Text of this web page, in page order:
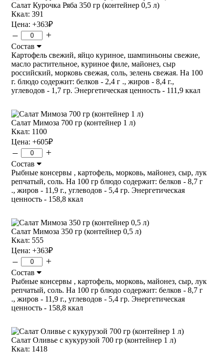
Салат Курочка Ряба 350 гр (контейнер 0,5 л)
Ккал: 391
Цена: +363₽
– +
Состав
Картофель свежий, яйцо куриное, шампиньоны свежие,
масло растительное, куриное филе, майонез, сыр
российский, морковь свежая, соль, зелень свежая. На 100
г. блюдо содержит: белков - 2,4 г ., жиров - 8,4 г.,
углеводов - 1,7 гр. Энергетическая ценность - 111,9 ккал
Салат Мимоза 700 гр (контейнер 1 л)
Ккал: 1100
Цена: +605₽
– +
Состав
Рыбные консервы , картофель, морковь, майонез, сыр, лук
репчатый, соль. На 100 гр блюдо содержит: белков - 8,7 г
., жиров - 11,9 г., углеводов - 5,4 гр. Энергетическая
ценность - 158,8 ккал
Салат Мимоза 350 гр (контейнер 0,5 л)
Ккал: 555
Цена: +363₽
– +
Состав
Рыбные консервы , картофель, морковь, майонез, сыр, лук
репчатый, соль. На 100 гр блюдо содержит: белков - 8,7 г
., жиров - 11,9 г., углеводов - 5,4 гр. Энергетическая
ценность - 158,8 ккал
Салат Оливье с кукурузой 700 гр (контейнер 1 л)
Ккал: 1418